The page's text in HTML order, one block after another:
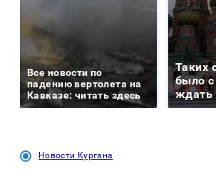
Все новости по
падению вертолета на
Кавказе: читать здесь
Таких
было с
ждать
Новости Кургана